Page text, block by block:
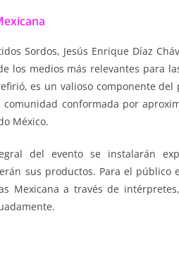
Sordos, Jesús Enrique Díaz
los medios más relevantes para
es un valioso componente
conformada por
México.
del evento se instalarán
sus productos. Para el público
Mexicana a través de